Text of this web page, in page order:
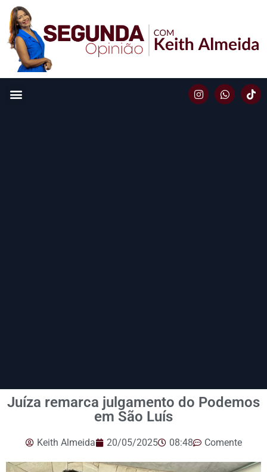
Juíza remarca julgamento do Podemos
em São Luís
Keith Almeida 20/05/2025 08:48 Comente